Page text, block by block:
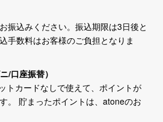
振込みください。振込期限は3日後と
手数料はお客様のご負担となりま
/口座振替）
トカードなしで使えて、ポイントが
。 貯まったポイントは、atoneのお